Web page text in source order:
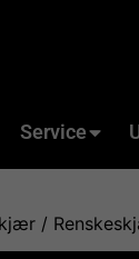
Service
/